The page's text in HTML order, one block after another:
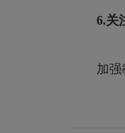
6.关
加强教